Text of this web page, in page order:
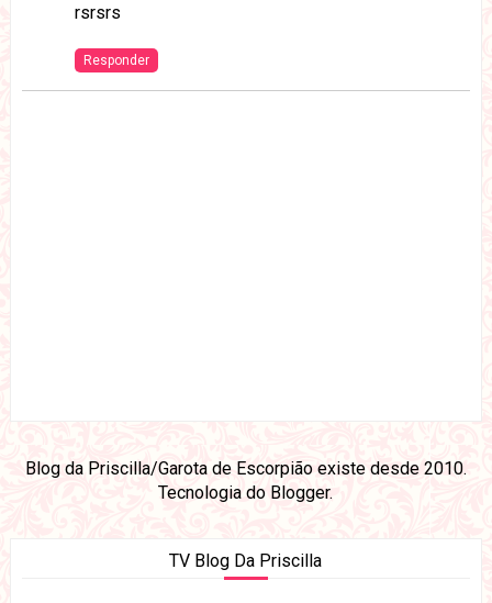
rsrsrs
Responder
Blog da Priscilla/Garota de Escorpião existe desde 2010.
Tecnologia do Blogger.
TV Blog Da Priscilla